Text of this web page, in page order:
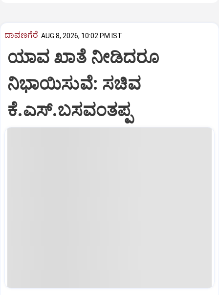
ದಾವಣಗೆರೆ AUG 8, 2026, 10:02 PM IST
ಯಾವ ಖಾತೆ ನೀಡಿದರೂ
ನಿಭಾಯಿಸುವೆ: ಸಚಿವ
ಕೆ.ಎಸ್.ಬಸವಂತಪ್ಪ